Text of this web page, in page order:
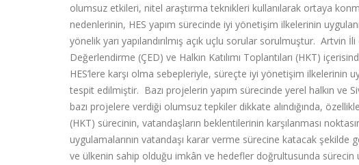
olumsuz etkileri, nitel araştırma teknikleri kullanılarak ortaya
nedenlerinin, HES yapım sürecinde iyi yönetişim ilkelerinin
yönelik yarı yapılandırılmış açık uçlu sorular sorulmuştur.
Değerlendirme (ÇED) ve Halkın Katılımı Toplantıları (HKT)
HES’lere karşı olma sebepleriyle, süreçte iyi yönetişim ilkelerinin
tespit edilmiştir. Bazı projelerin yapım sürecinde yerel halkın ve
bazı projelere verdiği olumsuz tepkiler dikkate alındığında,
(HKT) sürecinin, vatandaşların beklentilerinin karşılanması
uygulamalarının vatandaşı karar verme sürecine katacak şekilde
ve ülkenin sahip olduğu imkân ve hedefler doğrultusunda sürecin